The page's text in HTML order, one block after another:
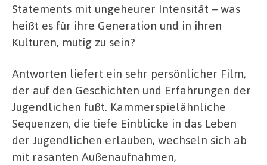
Statements mit ungeheurer Intensität – was
heißt es für ihre Generation und in ihren
Kulturen, mutig zu sein?
Antworten liefert ein sehr persönlicher Film,
der auf den Geschichten und Erfahrungen der
Jugendlichen fußt. Kammerspielähnliche
Sequenzen, die tiefe Einblicke in das Leben
der Jugendlichen erlauben, wechseln sich ab
mit rasanten Außenaufnahmen,